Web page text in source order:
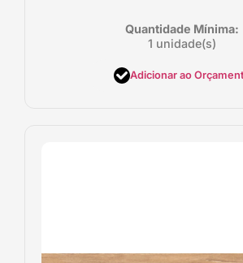
Quantidade Mínima:
1 unidade(s)
Adicionar ao